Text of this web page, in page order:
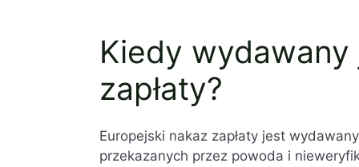
Kiedy
zapłaty?
Europejski nakaz zapłaty jest
przekazanych przez powoda i